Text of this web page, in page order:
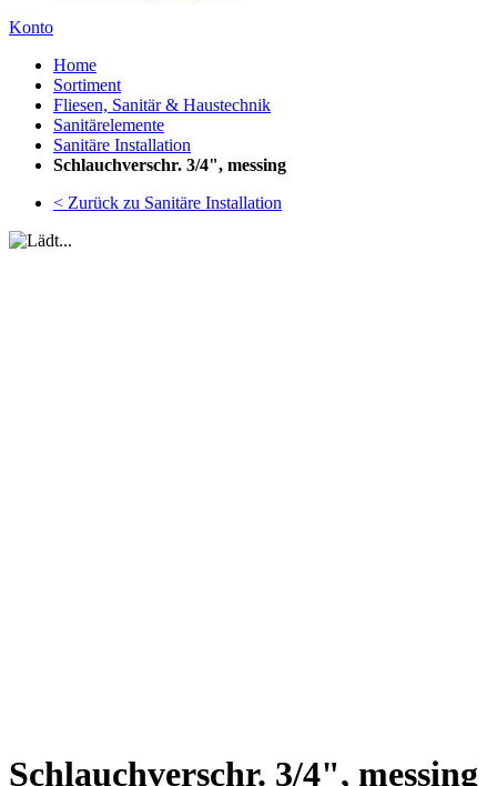
Konto
Home
Sortiment
Fliesen, Sanitär & Haustechnik
Sanitärelemente
Sanitäre Installation
Schlauchverschr. 3/4", messing
< Zurück zu Sanitäre Installation
Schlauchverschr. 3/4", messing